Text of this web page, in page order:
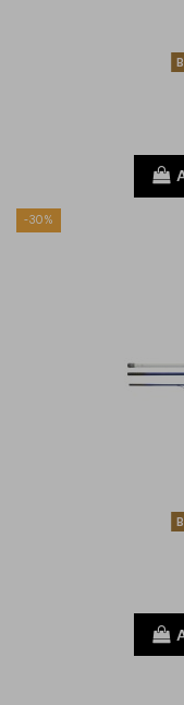
-30%